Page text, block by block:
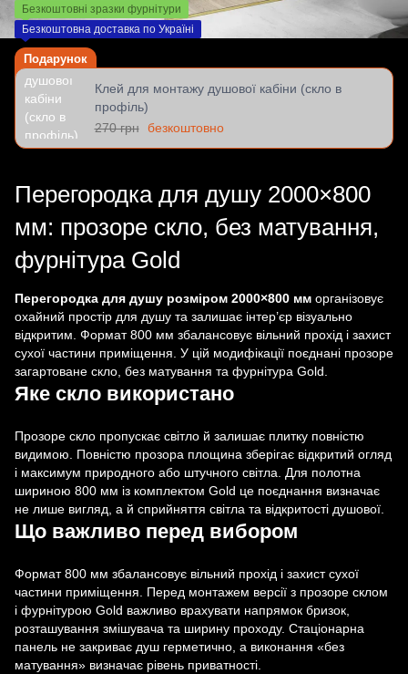
Безкоштовні зразки фурнітури
Безкоштовна доставка по Україні
Подарунок
Клей для монтажу душової кабіни (скло в
профіль)
270 грн безкоштовно
Перегородка для душу 2000×800
мм: прозоре скло, без матування,
фурнітура Gold
Перегородка для душу розміром 2000×800 мм організовує
охайний простір для душу та залишає інтер’єр візуально
відкритим. Формат 800 мм збалансовує вільний прохід і захист
сухої частини приміщення. У цій модифікації поєднані прозоре
загартоване скло, без матування та фурнітура Gold.
Яке скло використано
Прозоре скло пропускає світло й залишає плитку повністю
видимою. Повністю прозора площина зберігає відкритий огляд
і максимум природного або штучного світла. Для полотна
шириною 800 мм із комплектом Gold це поєднання визначає
не лише вигляд, а й сприйняття світла та відкритості душової.
Що важливо перед вибором
Формат 800 мм збалансовує вільний прохід і захист сухої
частини приміщення. Перед монтажем версії з прозоре склом
і фурнітурою Gold важливо врахувати напрямок бризок,
розташування змішувача та ширину проходу. Стаціонарна
панель не закриває душ герметично, а виконання «без
матування» визначає рівень приватності.